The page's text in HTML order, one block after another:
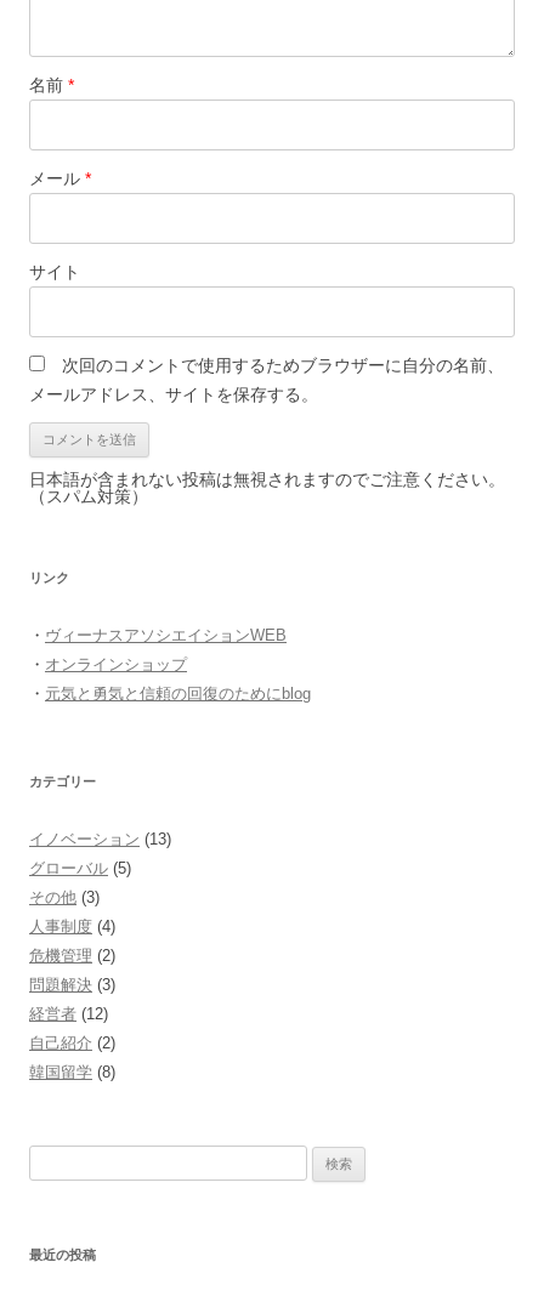
名前 *
メール *
サイト
次回のコメントで使用するためブラウザーに自分の名前、
メールアドレス、サイトを保存する。
日本語が含まれない投稿は無視されますのでご注意ください。
（スパム対策）
リンク
・ ヴィーナスアソシエイションWEB
・ オンラインショップ
・ 元気と勇気と信頼の回復のためにblog
カテゴリー
イノベーション (13)
グローバル (5)
その他 (3)
人事制度 (4)
危機管理 (2)
問題解決 (3)
経営者 (12)
自己紹介 (2)
韓国留学 (8)
最近の投稿